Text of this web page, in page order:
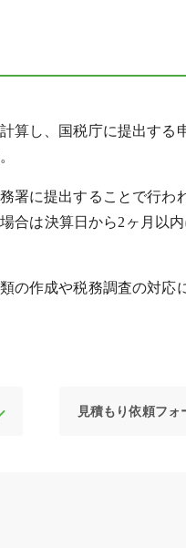
算し、国税庁に提出する
署に提出することで行わ
合は決算日から2ヶ月以
の作成や税務調査の対応
見積もり依頼フォ